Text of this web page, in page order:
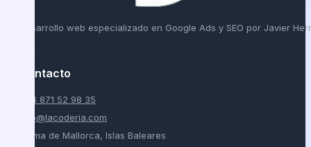
Desarrollo web especializado en Google Ads y SEO por Javier
Contacto
+34 871 52 98 35
info@lacoderia.com
Palma de Mallorca, Islas Baleares